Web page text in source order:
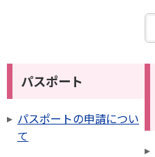
パスポート
パスポートの申請につい
て